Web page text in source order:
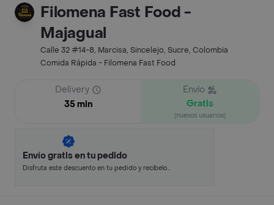
Filomena Fast Food -
Majagual
Calle 32 #14-8, Marcisa, Sincelejo, Sucre, Colombia
Comida Rápida - Filomena Fast Food
Delivery
35 min
Envío
Gratis
(nuevos usuarios)
Envío gratis en tu pedido
Disfruta este descuento en tu pedido y recíbelo